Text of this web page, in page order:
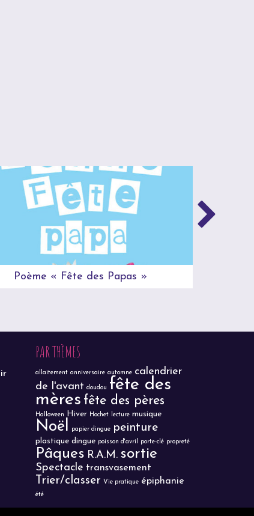
Poème « Fête des Papas »
PAR THÈMES
allaitement anniversaire automne calendrier
de l'avant doudou fête des
mères fête des pères
Halloween Hiver Hochet lecture musique
Noël papier dingue peinture
plastique dingue poisson d'avril porte-clé propreté
Pâques R.A.M. sortie
Spectacle transvasement
Trier/classer Vie pratique épiphanie
été